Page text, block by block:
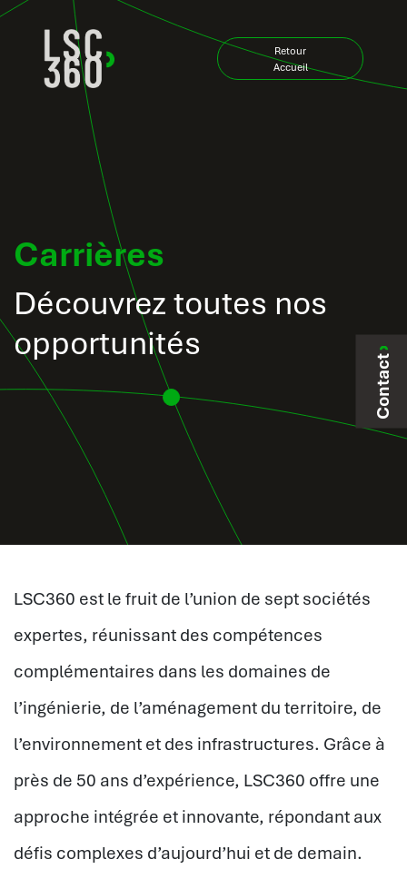
Skip to Content
Retour
Accueil
Carrières
Découvrez toutes nos
opportunités
Contact
LSC360 est le fruit de l’union de sept sociétés
expertes, réunissant des compétences
complémentaires dans les domaines de
l’ingénierie, de l’aménagement du territoire, de
l’environnement et des infrastructures. Grâce à
près de 50 ans d’expérience, LSC360 offre une
approche intégrée et innovante, répondant aux
défis complexes d’aujourd’hui et de demain.